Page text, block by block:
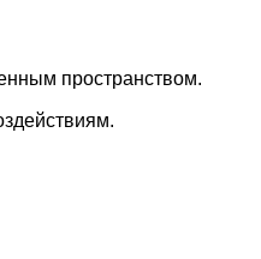
пространством.